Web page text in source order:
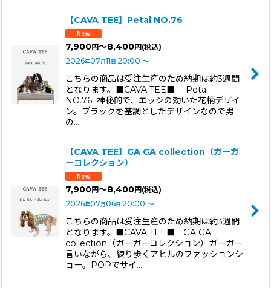
【CAVA TEE】Petal NO.76
7,900円～8,400円 (税込)
2026年07月11日 20:00 ～
こちらの商品は受注生産のため納期は約3週間
となります。■CAVA TEE■ Petal
NO.76 神秘的で、エッジの効いた花柄デザイ
ン。ブラックを基調としたデザインなので男
の…
【CAVA TEE】GA GA collection（ガーガ
ーコレクション）
7,900円～8,400円 (税込)
2026年07月06日 20:00 ～
こちらの商品は受注生産のため納期は約3週間
となります。■CAVA TEE■ GA GA
collection（ガーガーコレクション）ガーガー
言いながら、練り歩くアヒルのファッションシ
ョー。POPでサイ…